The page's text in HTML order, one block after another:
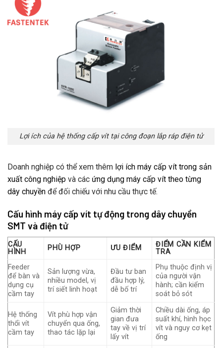
Lợi ích của hệ thống cấp vít tại công đoạn lắp ráp điện tử
Doanh nghiệp có thể xem thêm lợi ích máy cấp vít trong sản
xuất công nghiệp và các ứng dụng máy cấp vít theo từng
dây chuyền để đối chiếu với nhu cầu thực tế.
Cấu hình máy cấp vít tự động trong dây chuyền
SMT và điện tử
CẤU
HÌNH
PHÙ HỢP ƯU ĐIỂM
ĐIỂM CẦN KIỂM
TRA
Feeder
để bàn và
dụng cụ
cầm tay
Sản lượng vừa,
nhiều model, vị
trí siết linh hoạt
Đầu tư ban
đầu hợp lý,
dễ bố trí
Phụ thuộc định vị
của người vận
hành; cần kiểm
soát bỏ sót
Hệ thống
thổi vít
cầm tay
Vít phù hợp vận
chuyển qua ống,
thao tác lặp lại
Giảm thời
gian đưa
tay về vị trí
lấy vít
Chiều dài ống, áp
suất khí, hình học
vít và nguy cơ kẹt
ống